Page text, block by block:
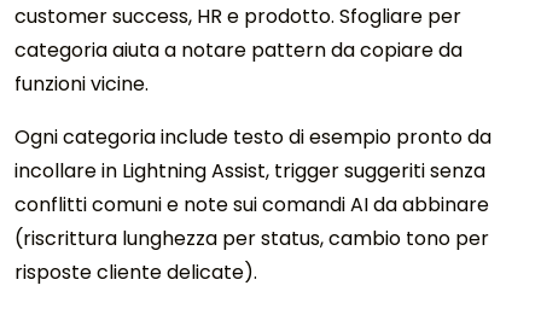
customer success, HR e prodotto. Sfogliare per
categoria aiuta a notare pattern da copiare da
funzioni vicine.
Ogni categoria include testo di esempio pronto da
incollare in Lightning Assist, trigger suggeriti senza
conflitti comuni e note sui comandi AI da abbinare
(riscrittura lunghezza per status, cambio tono per
risposte cliente delicate).